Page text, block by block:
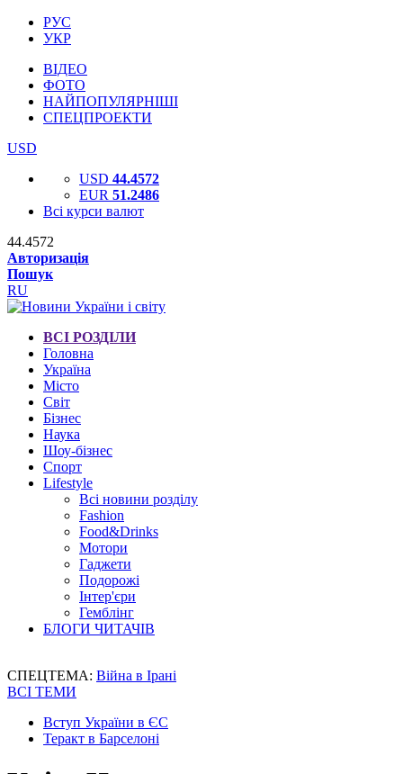
РУС
УКР
ВІДЕО
ФОТО
НАЙПОПУЛЯРНІШІ
СПЕЦПРОЕКТИ
USD
USD 44.4572
EUR 51.2486
Всі курси валют
44.4572
Авторизація
Пошук
RU
ВСІ РОЗДІЛИ
Головна
Україна
Місто
Світ
Бізнес
Наука
Шоу-бізнес
Спорт
Lifestyle
Всі новини розділу
Fashion
Food&Drinks
Мотори
Гаджети
Подорожі
Інтер'єри
Гемблінг
БЛОГИ ЧИТАЧІВ
СПЕЦТЕМА: Війна в Ірані
ВСІ ТЕМИ
Вступ України в ЄС
Теракт в Барселоні